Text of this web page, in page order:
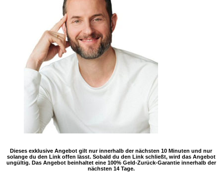
Dieses exklusive Angebot gilt nur innerhalb der nächsten 10 Minuten und nur
solange du den Link offen lässt. Sobald du den Link schließt, wird das Angebot
ungültig. Das Angebot beinhaltet eine 100% Geld-Zurück-Garantie innerhalb der
nächsten 14 Tage.